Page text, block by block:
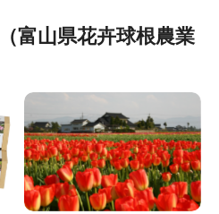
富山県花卉球根農業